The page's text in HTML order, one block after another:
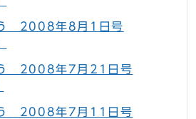
2008年8月1日号
う 2008年7月21日号
う 2008年7月11日号